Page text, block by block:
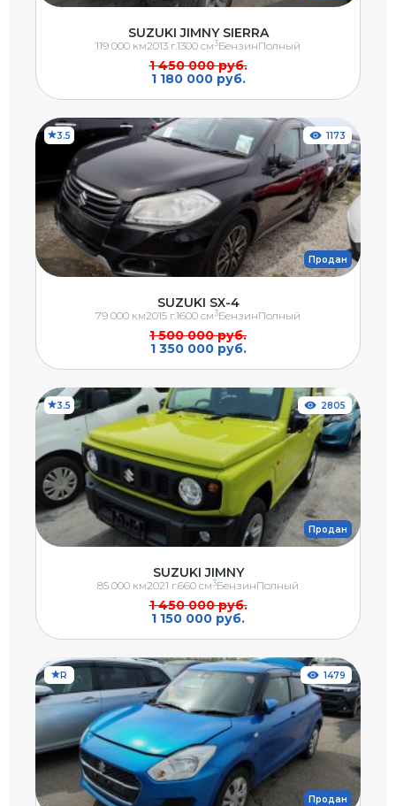
SUZUKI JIMNY SIERRA
1 450 000 руб.
1 180 000 руб.
119 000 км2013 г.1300 см3БензинПолный
3.5
Продан
1173
SUZUKI SX-4
1 500 000 руб.
1 350 000 руб.
79 000 км2015 г.1600 см3БензинПолный
3.5
Продан
2805
SUZUKI JIMNY
1 450 000 руб.
1 150 000 руб.
85 000 км2021 г.660 см3БензинПолный
R
Продан
1479